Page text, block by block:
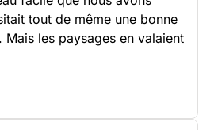
tout de même une bonne
les paysages en valaient